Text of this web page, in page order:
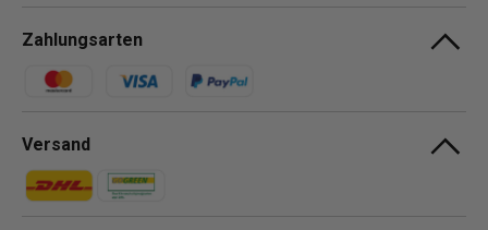
Zahlungsarten
Zahlungsmethoden
Versand
Zahlungsmethoden